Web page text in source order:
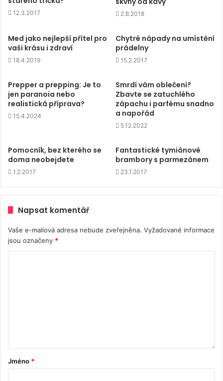
12.3.2017 2.8.2018
Med jako nejlepší přítel pro
vaši krásu i zdraví
18.4.2019
Chytré nápady na umístění
prádelny
15.2.2017
Prepper a prepping: Je to
jen paranoia nebo
realistická příprava?
15.4.2024
Smrdí vám oblečení?
Zbavte se zatuchlého
zápachu i parfému snadno
a napořád
5.12.2022
Pomocník, bez kterého se
doma neobejdete
1.2.2017
Fantastické tymiánové
brambory s parmezánem
23.1.2017
Napsat komentář
Vaše e-mailová adresa nebude zveřejněna. Vyžadované informace
jsou označeny *
Jméno *